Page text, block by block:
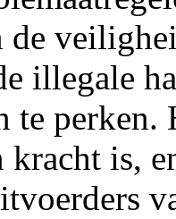
de
illegale
te perken.
is,